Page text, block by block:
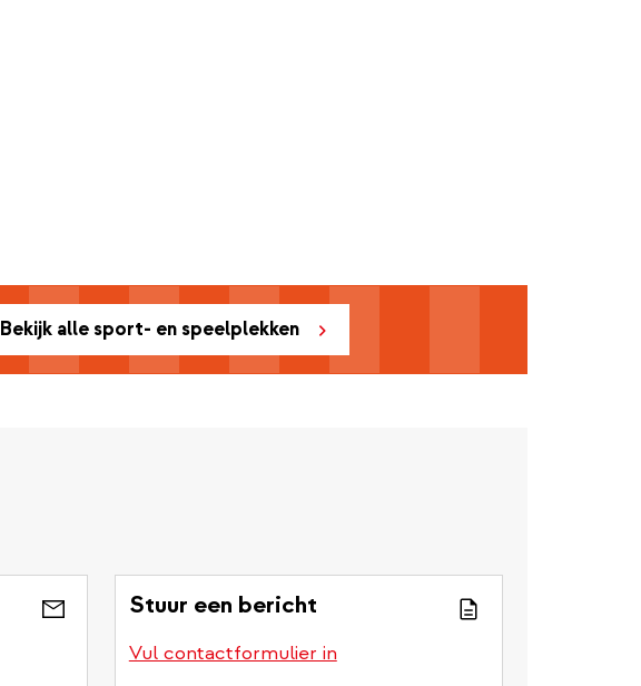
Bekijk alle sport- en speelplekken
Stuur een bericht
Vul contactformulier in